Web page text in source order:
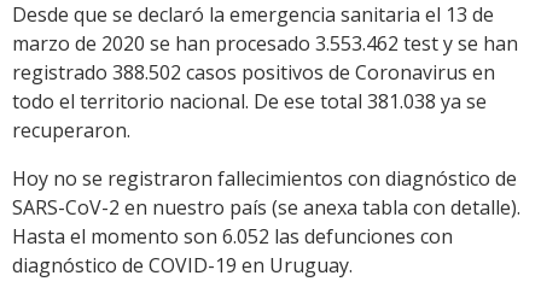
Desde que se declaró la emergencia sanitaria el 13 de
marzo de 2020 se han procesado 3.553.462 test y se han
registrado 388.502 casos positivos de Coronavirus en
todo el territorio nacional. De ese total 381.038 ya se
recuperaron.
Hoy no se registraron fallecimientos con diagnóstico de
SARS-CoV-2 en nuestro país (se anexa tabla con detalle).
Hasta el momento son 6.052 las defunciones con
diagnóstico de COVID-19 en Uruguay.